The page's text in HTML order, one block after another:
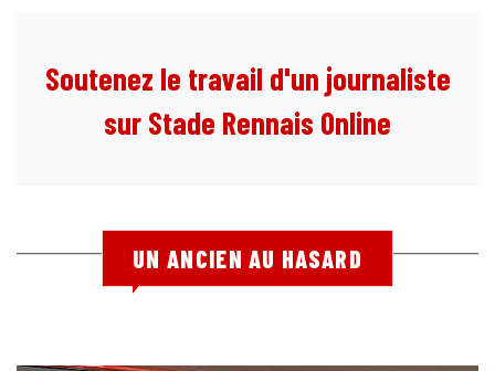
Soutenez le travail d'un journaliste
sur Stade Rennais Online
UN ANCIEN AU HASARD